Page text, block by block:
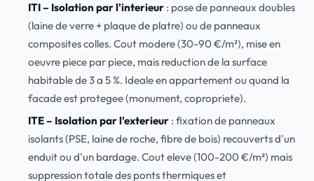
ITI – Isolation par l'interieur: pose de panneaux doubles
(laine de verre + plaque de platre) ou de panneaux
composites colles. Cout modere (30-90 €/m²), mise en
oeuvre piece par piece, mais reduction de la surface
habitable de 3 a 5 %. Ideale en appartement ou quand la
facade est protegee (monument, copropriete).
ITE – Isolation par l'exterieur: fixation de panneaux
isolants (PSE, laine de roche, fibre de bois) recouverts d'un
enduit ou d'un bardage. Cout eleve (100-200 €/m²) mais
suppression totale des ponts thermiques et